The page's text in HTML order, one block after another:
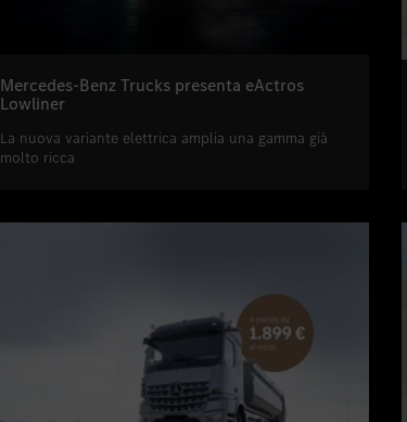
Mercedes-Benz Trucks presenta eActros
Lowliner
La nuova variante elettrica amplia una gamma già
molto ricca